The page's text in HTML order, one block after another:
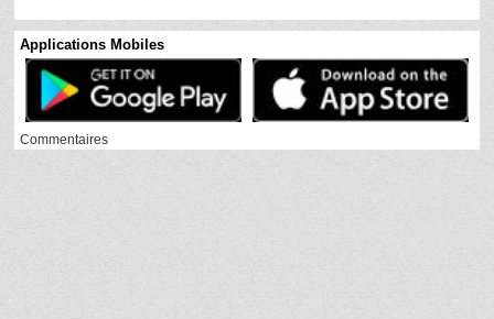
Applications Mobiles
Commentaires